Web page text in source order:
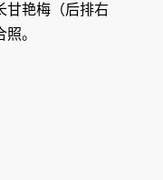
甘艳梅（后排右
。